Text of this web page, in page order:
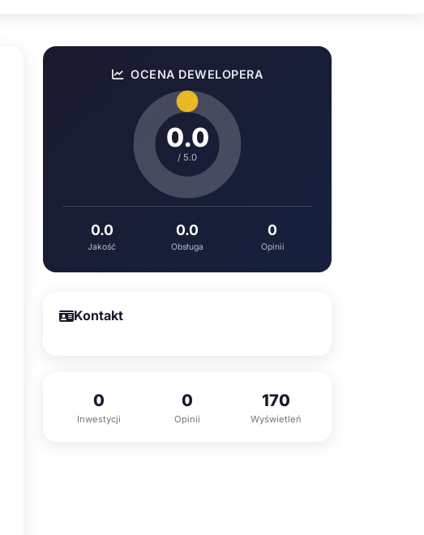
OCENA DEWELOPERA
0.0
/ 5.0
0.0
Jakość
0.0
Obsługa
0
Opinii
Kontakt
0
Inwestycji
0
Opinii
170
Wyświetleń